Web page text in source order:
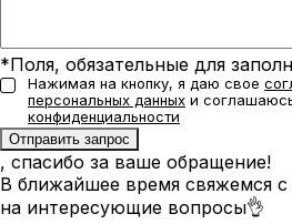
*Поля, обязательные для
Нажимая на кнопку, я даю свое
персональных данных и
конфиденциальности
, спасибо за ваше обращение!
В ближайшее время свяжемся
на интересующие вопросы👌